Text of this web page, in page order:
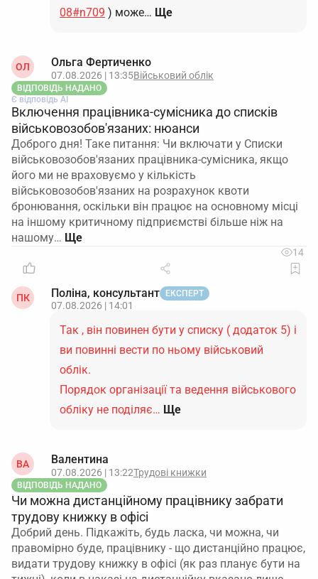
08#n709 ) може… Ще
ОЛ Ольга Фертиченко
07.08.2026 | 13:35Військовий облік
ВІДПОВІДЬ НАДАНО
Є відповідь АІ
Включення працівника-сумісника до списків
військовозобов'язаних: нюанси
Доброго дня! Таке питання: Чи включати у Списки
військовозобов'язаних працівника-сумісника, якщо
його ми не враховуємо у кількість
військовозобов'язаних на розрахунок квоти
бронювання, оскільки він працює на основному місці
на іншому критичному підприємстві більше ніж на
нашому…
14
ПК Поліна, консультант ЕКСПЕРТ
07.08.2026 | 14:01
Так , він повинен бути у списку ( додаток 5) і
ви повинні вести по ньому військовий
облік.
Порядок організації та ведення військового
обліку не поділяє… Ще
ВА Валентина
07.08.2026 | 13:22Трудові книжки
ВІДПОВІДЬ НАДАНО
Чи можна дистанційному працівнику забрати
трудову книжку в офісі
Добрий день. Підкажіть, будь ласка, чи можна, чи
правомірно буде, працівнику - що дистанційно працює,
видати трудову книжку в офісі (як раз планує бути на